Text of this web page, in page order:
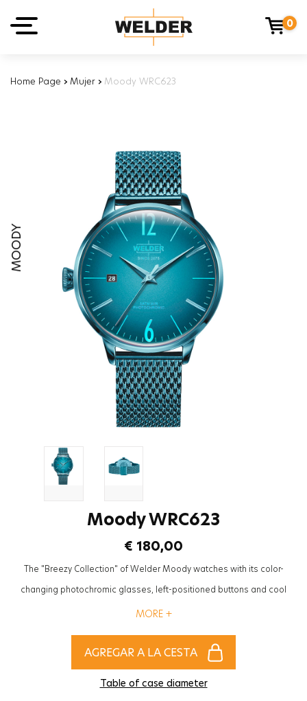
0
Home Page › Mujer › Moody WRC623
MOODY
Moody WRC623
€ 180,00
The "Breezy Collection" of Welder Moody watches with its color-
changing photochromic glasses, left-positioned buttons and cool
mesh straps will be the most trendy accessory to complete the styles
MORE +
AGREGAR A LA CESTA
Table of case diameter